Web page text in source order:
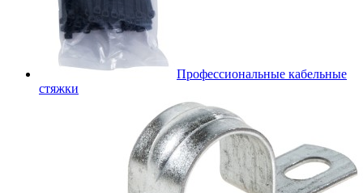
Профессиональные кабельные
стяжки